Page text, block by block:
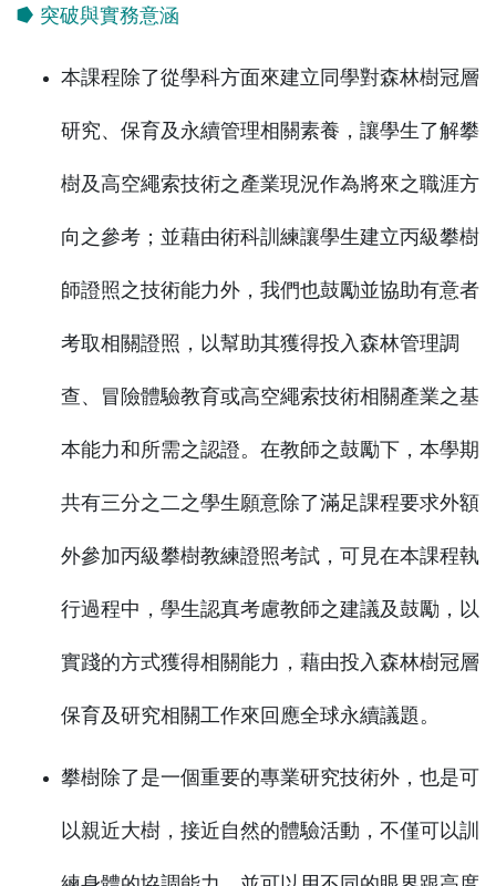
⭓ 突破與實務意涵
本課程除了從學科方面來建立同學對森林樹冠層
研究、保育及永續管理相關素養，讓學生了解攀
樹及高空繩索技術之產業現況作為將來之職涯方
向之參考；並藉由術科訓練讓學生建立丙級攀樹
師證照之技術能力外，我們也鼓勵並協助有意者
考取相關證照，以幫助其獲得投入森林管理調
查、冒險體驗教育或高空繩索技術相關產業之基
本能力和所需之認證。在教師之鼓勵下，本學期
共有三分之二之學生願意除了滿足課程要求外額
外參加丙級攀樹教練證照考試，可見在本課程執
行過程中，學生認真考慮教師之建議及鼓勵，以
實踐的方式獲得相關能力，藉由投入森林樹冠層
保育及研究相關工作來回應全球永續議題。
攀樹除了是一個重要的專業研究技術外，也是可
以親近大樹，接近自然的體驗活動，不僅可以訓